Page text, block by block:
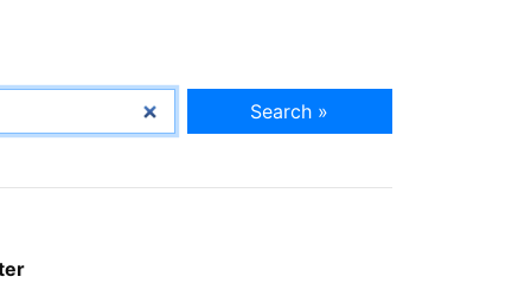
Search »